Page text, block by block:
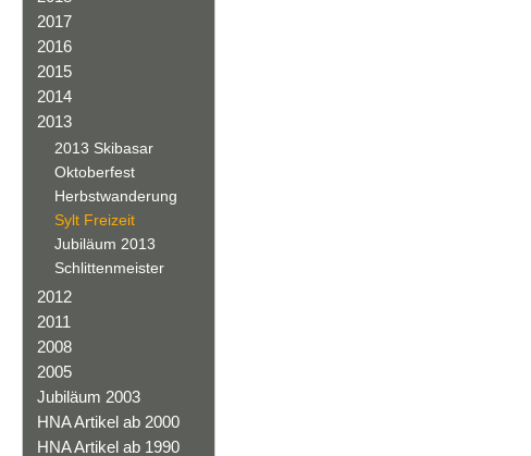
2017
2016
2015
2014
2013
2013 Skibasar
Oktoberfest
Herbstwanderung
Sylt Freizeit
Jubiläum 2013
Schlittenmeister
2012
2011
2008
2005
Jubiläum 2003
HNA Artikel ab 2000
HNA Artikel ab 1990